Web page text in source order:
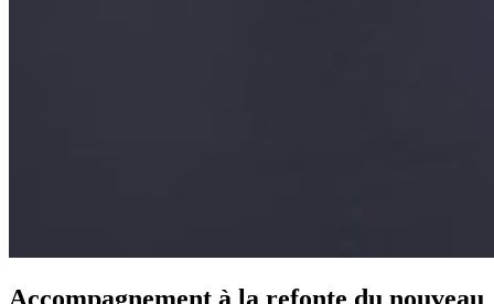
Accompagnement à la refonte du nouveau